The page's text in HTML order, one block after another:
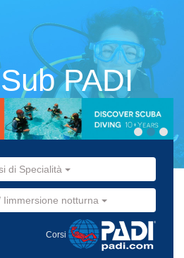
PADI
di Specialità
Iimmersione notturna
Corsi